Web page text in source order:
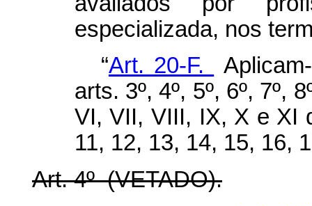
especializada, nos
“Art. 20-F.
arts. 3º, 4º, 5º, 6º, 7º,
VI, VII, VIII, IX, X e XI
11, 12, 13, 14, 15, 16,
Art. 4º (VETADO).